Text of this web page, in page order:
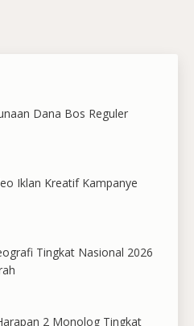
Dana Bos Reguler
Iklan Kreatif Kampanye
Tingkat Nasional 2026
2 Monolog Tingkat